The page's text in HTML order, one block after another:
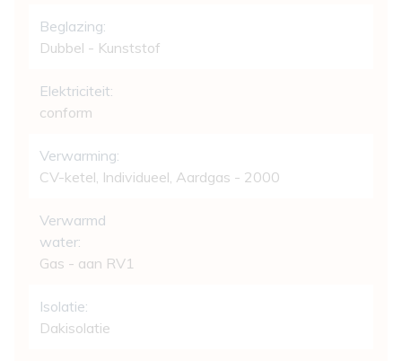
Beglazing:
Dubbel - Kunststof
Elektriciteit:
conform
Verwarming:
CV-ketel, Individueel, Aardgas - 2000
Verwarmd
water:
Gas - aan RV1
Isolatie:
Dakisolatie